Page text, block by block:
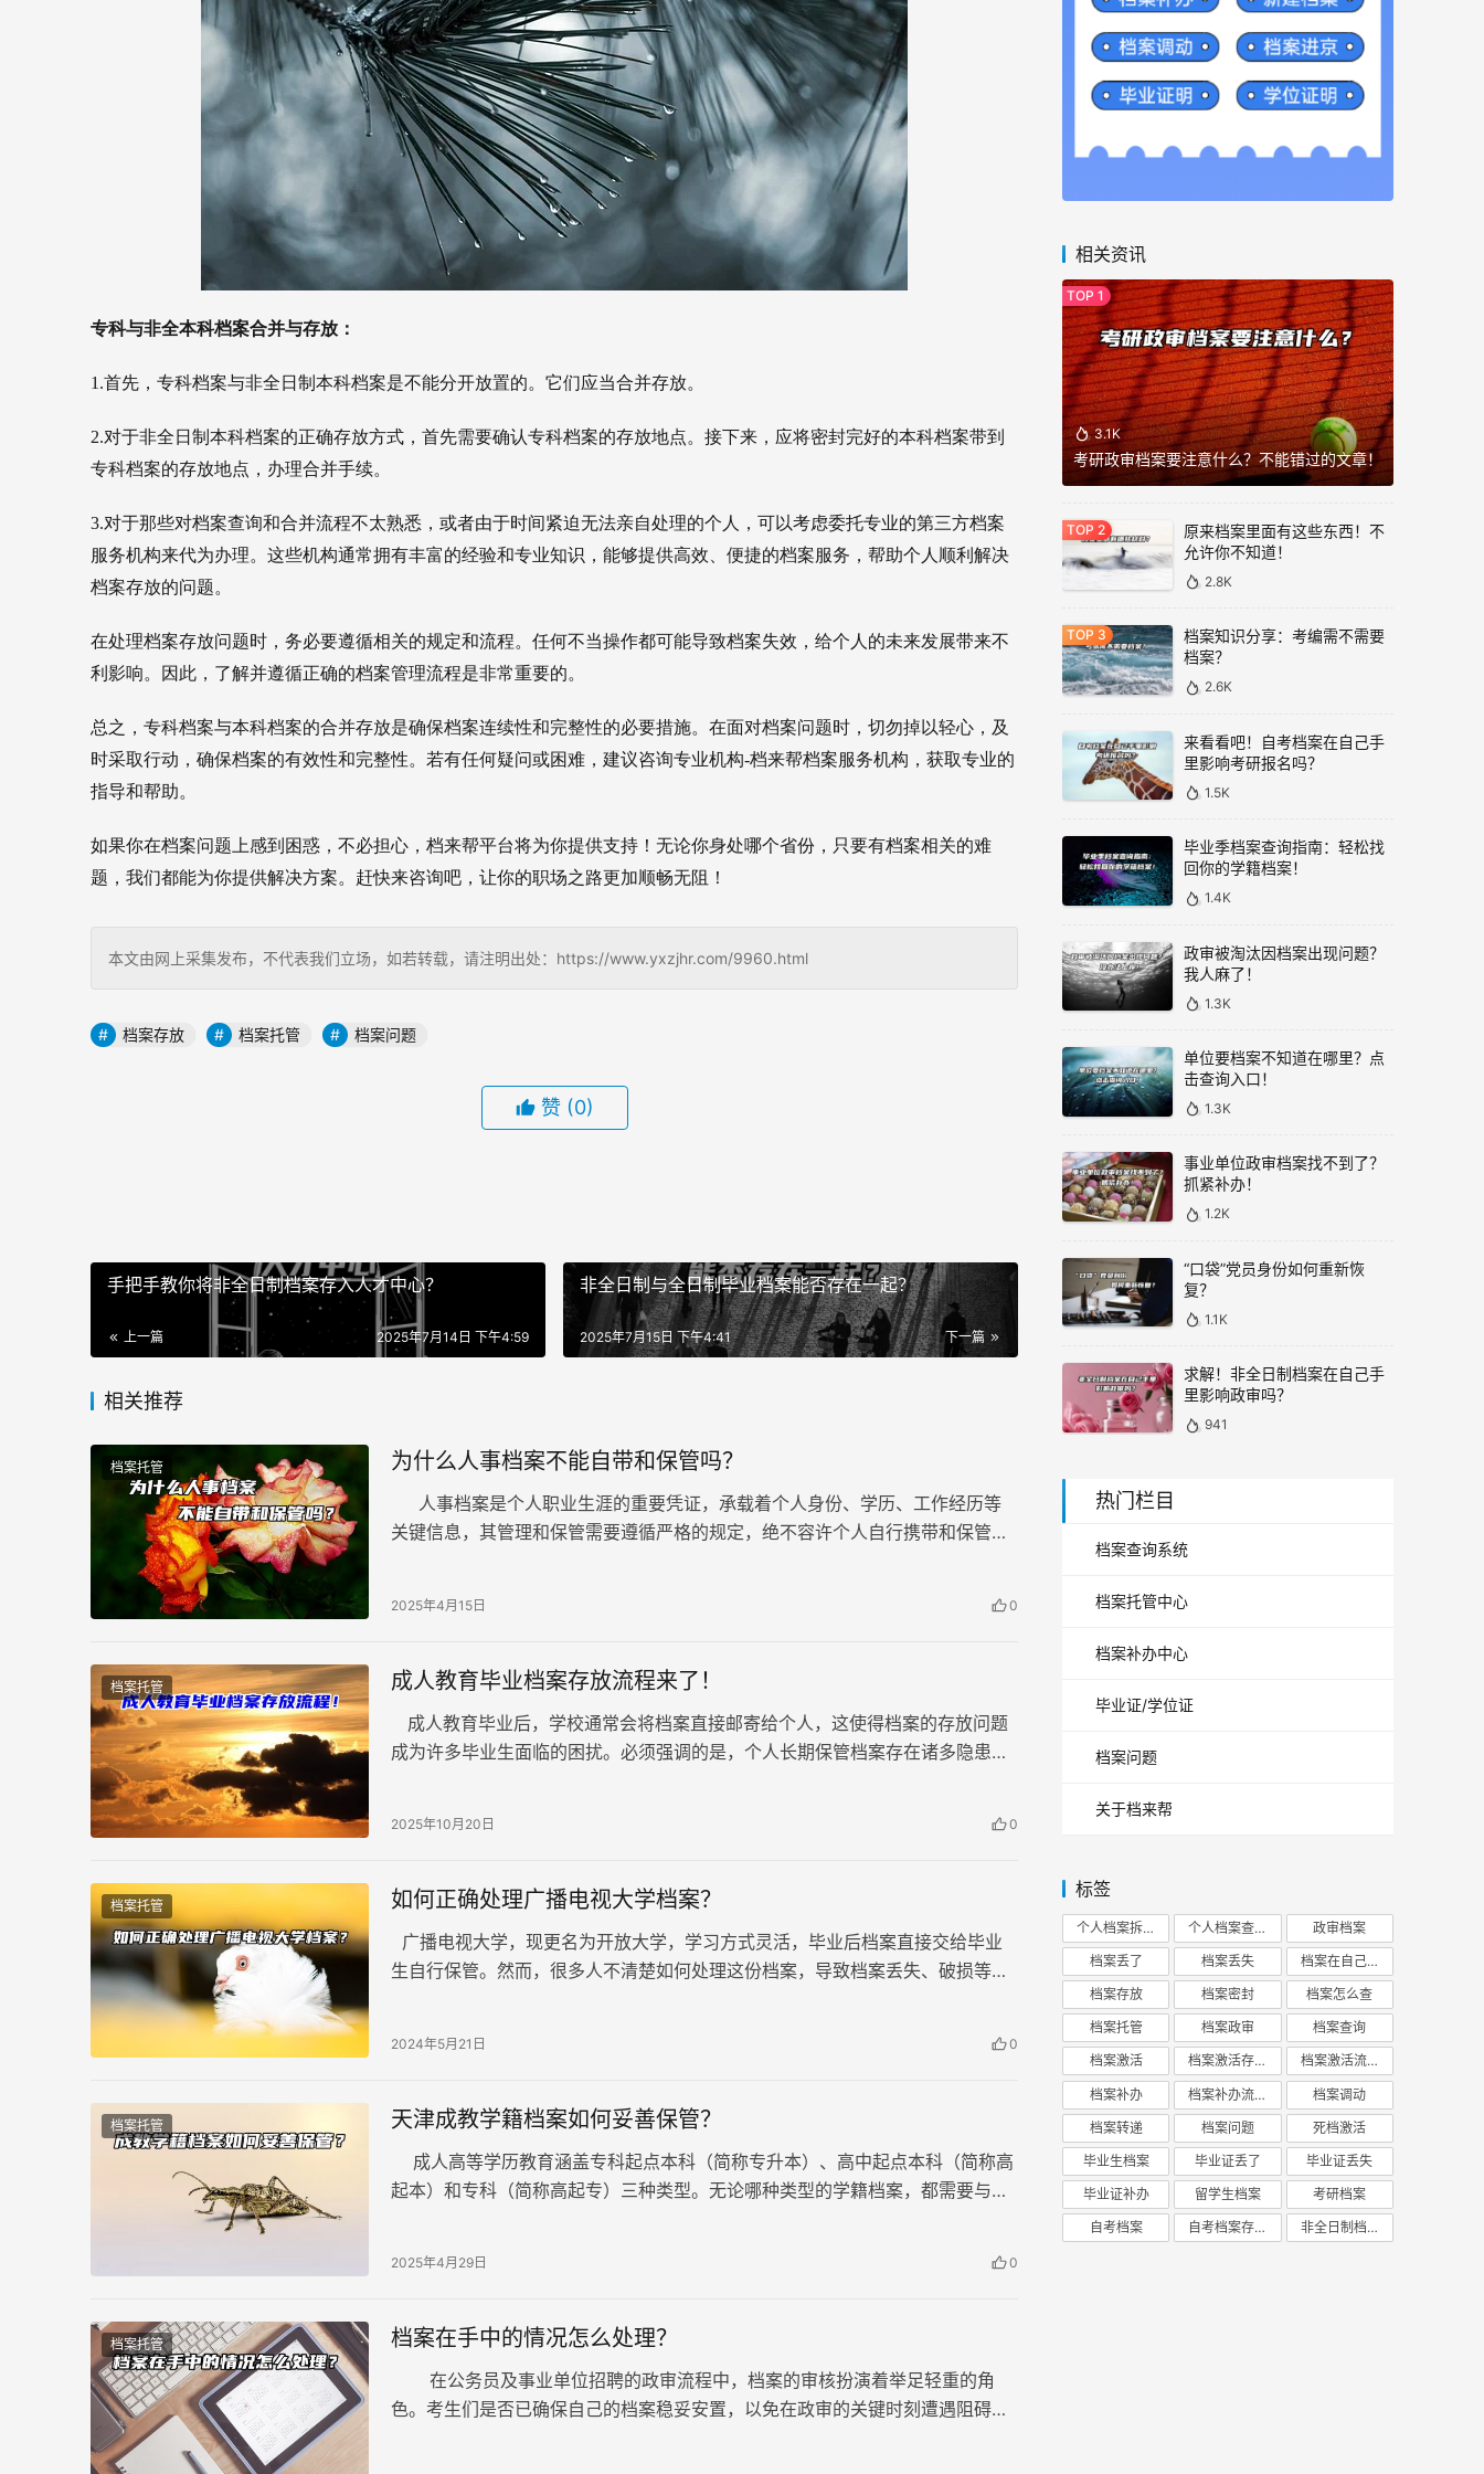
专科与非全本科档案合并与存放：
1.首先，专科档案与非全日制本科档案是不能分开放置的。它们应当合并存放。
2.对于非全日制本科档案的正确存放方式，首先需要确认专科档案的存放地点。接下来，应将密封完好的本科档案带到
专科档案的存放地点，办理合并手续。
3.对于那些对档案查询和合并流程不太熟悉，或者由于时间紧迫无法亲自处理的个人，可以考虑委托专业的第三方档案
服务机构来代为办理。这些机构通常拥有丰富的经验和专业知识，能够提供高效、便捷的档案服务，帮助个人顺利解决
档案存放的问题。
在处理档案存放问题时，务必要遵循相关的规定和流程。任何不当操作都可能导致档案失效，给个人的未来发展带来不
利影响。因此，了解并遵循正确的档案管理流程是非常重要的。
总之，专科档案与本科档案的合并存放是确保档案连续性和完整性的必要措施。在面对档案问题时，切勿掉以轻心，及
时采取行动，确保档案的有效性和完整性。若有任何疑问或困难，建议咨询专业机构-档来帮档案服务机构，获取专业的
指导和帮助。
如果你在档案问题上感到困惑，不必担心，档来帮平台将为你提供支持！无论你身处哪个省份，只要有档案相关的难
题，我们都能为你提供解决方案。赶快来咨询吧，让你的职场之路更加顺畅无阻！
本文由网上采集发布，不代表我们立场，如若转载，请注明出处：https://www.yxzjhr.com/9960.html
档案存放 档案托管 档案问题
赞 (0)
手把手教你将非全日制档案存入人才中心？
上一篇 2025年7月14日 下午4:59
非全日制与全日制毕业档案能否存在一起？
下一篇
2025年7月15日 下午4:41
相关推荐
档案托管 为什么人事档案不能自带和保管吗？
人事档案是个人职业生涯的重要凭证，承载着个人身份、学历、工作经历等
关键信息，其管理和保管需要遵循严格的规定，绝不容许个人自行携带和保管。
2025年4月15日 0
档案托管 成人教育毕业档案存放流程来了！
成人教育毕业后，学校通常会将档案直接邮寄给个人，这使得档案的存放问题
成为许多毕业生面临的困扰。必须强调的是，个人长期保管档案存在诸多隐患，
2025年10月20日 0
档案托管 如何正确处理广播电视大学档案？
广播电视大学，现更名为开放大学，学习方式灵活，毕业后档案直接交给毕业
生自行保管。然而，很多人不清楚如何处理这份档案，导致档案丢失、破损等情
2024年5月21日 0
档案托管 天津成教学籍档案如何妥善保管？
成人高等学历教育涵盖专科起点本科（简称专升本）、高中起点本科（简称高
起本）和专科（简称高起专）三种类型。无论哪种类型的学籍档案，都需要与统
2025年4月29日 0
档案托管 档案在手中的情况怎么处理？
在公务员及事业单位招聘的政审流程中，档案的审核扮演着举足轻重的角
色。考生们是否已确保自己的档案稳妥安置，以免在政审的关键时刻遭遇阻碍？
相关资讯
3.1K
考研政审档案要注意什么？不能错过的文章！
原来档案里面有这些东西！不
允许你不知道！
2.8K
档案知识分享：考编需不需要
档案？
2.6K
来看看吧！自考档案在自己手
里影响考研报名吗？
1.5K
毕业季档案查询指南：轻松找
回你的学籍档案！
1.4K
政审被淘汰因档案出现问题？
我人麻了！
1.3K
单位要档案不知道在哪里？点
击查询入口！
1.3K
事业单位政审档案找不到了？
抓紧补办！
1.2K
“口袋”党员身份如何重新恢
复？
1.1K
求解！非全日制档案在自己手
里影响政审吗？
941
热门栏目
档案查询系统
档案托管中心
档案补办中心
毕业证/学位证
档案问题
关于档来帮
标签
个人档案拆开 个人档案查询 政审档案
档案丢了 档案丢失 档案在自己手里
档案存放 档案密封 档案怎么查
档案托管 档案政审 档案查询
档案激活 档案激活存放 档案激活流程
档案补办 档案补办流程 档案调动
档案转递 档案问题 死档激活
毕业生档案 毕业证丢了 毕业证丢失
毕业证补办 留学生档案 考研档案
自考档案 自考档案存放 非全日制档案